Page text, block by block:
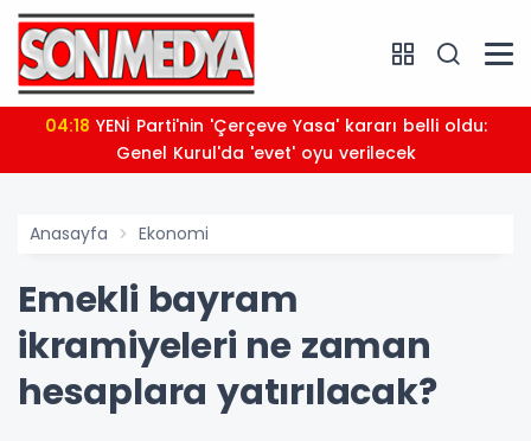
04:18
Genel Kurul'da 'evet' oyu verilecek
Anasayfa Ekonomi
Emekli bayram
ikramiyeleri ne zaman
hesaplara yatırılacak?